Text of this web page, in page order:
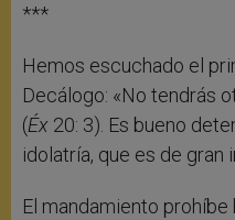
***
Hemos escuchado el
Decálogo: «No tendrás
(Éx 20: 3). Es bueno
idolatría, que es de gran
El mandamiento